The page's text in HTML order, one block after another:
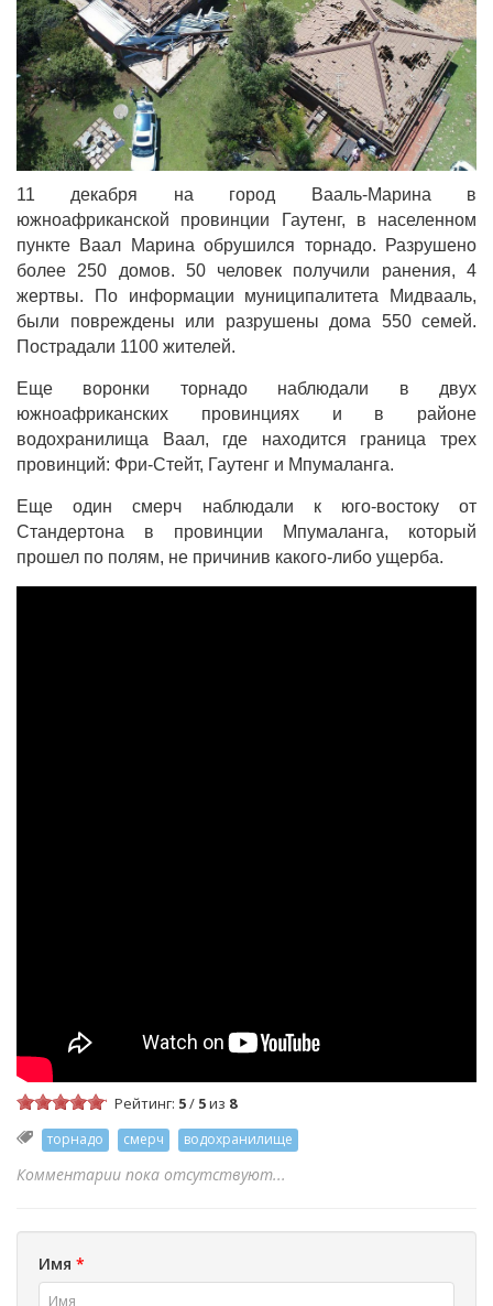
11 декабря на город Вааль-Марина в
южноафриканской провинции Гаутенг, в населенном
пункте Ваал Марина обрушился торнадо. Разрушено
более 250 домов. 50 человек получили ранения, 4
жертвы. По информации муниципалитета Мидвааль,
были повреждены или разрушены дома 550 семей.
Пострадали 1100 жителей.
Еще воронки торнадо наблюдали в двух
южноафриканских провинциях и в районе
водохранилища Ваал, где находится граница трех
провинций: Фри-Стейт, Гаутенг и Мпумаланга.
Еще один смерч наблюдали к юго-востоку от
Стандертона в провинции Мпумаланга, который
прошел по полям, не причинив какого-либо ущерба.
Рейтинг: 5/ 5из 8
торнадо смерч водохранилище
Комментарии пока отсутствуют...
Имя *